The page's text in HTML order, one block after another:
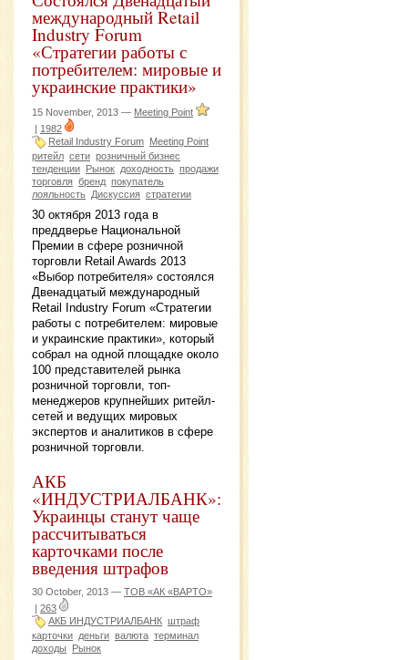
международный Retail
Industry Forum
«Стратегии работы с
потребителем: мировые и
украинские практики»
15 November, 2013 — Meeting Point
1982
Retail Industry Forum Meeting Point
ритейл сети розничный бизнес
тенденции
Рынок доходность продажи
торговля бренд покупатель
лояльность Дискуссия стратегии
30 октября 2013 года в
преддверье Национальной
Премии в сфере розничной
торговли Retail Awards 2013
«Выбор потребителя» состоялся
Двенадцатый международный
Retail Industry Forum «Стратегии
работы с потребителем: мировые
и украинские практики», который
собрал на одной площадке около
100 представителей рынка
розничной торговли, топ-
менеджеров крупнейших ритейл-
сетей и ведущих мировых
экспертов и аналитиков в сфере
розничной торговли.
АКБ
«ИНДУСТРИАЛБАНК»:
Украинцы станут чаще
рассчитываться
карточками после
введения штрафов
30 October, 2013 — ТОВ «АК «ВАРТО»
| 263
АКБ ИНДУСТРИАЛБАНК штраф
карточки деньги валюта терминал
доходы
Рынок